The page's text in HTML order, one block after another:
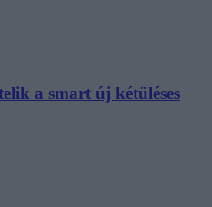
a smart új kétüléses